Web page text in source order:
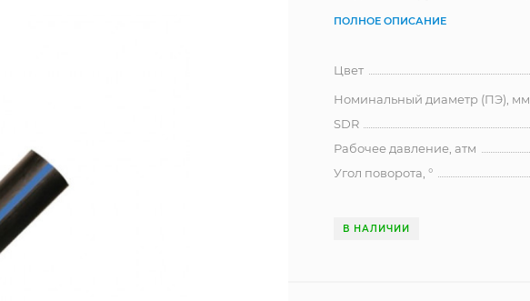
ПОЛНОЕ ОПИСАНИЕ
Цвет
Номинальный диаметр (ПЭ), мм
SDR
Рабочее давление, атм
Угол поворота, °
В НАЛИЧИИ